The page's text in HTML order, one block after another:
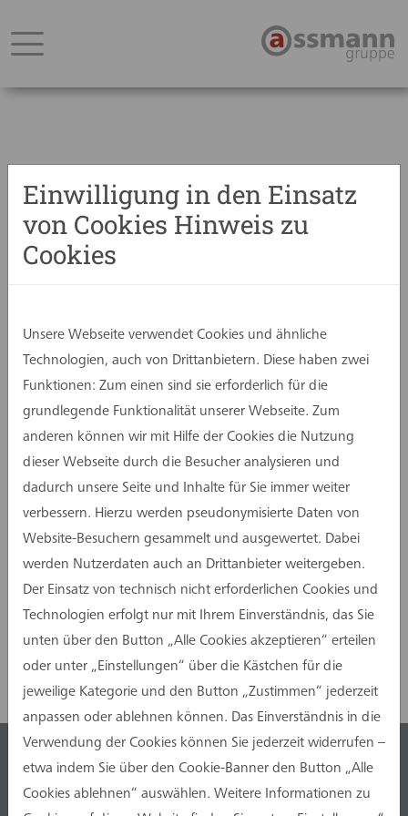
Zurück
12. April 2022
+++ Sanierung Rathaus Telgte
Das seit 2018 in die Liste der Baudenkmäler
eingetragene Rathaus der Stadt Telgte wird
saniert. Die von den Entwurfsarchitekten
entwickelte offene Struktur soll dabei auch für
die Umsetzung moderner Büroarbeitsplätze
genutzt werden. Die assmann gruppe prüft
projektvorbereitende Maßnahmen dieses
Vorhabens, um eine Entscheidungsgrundlage
über die Durchführung eines solchen Projektes
für die politischen Gremien sowie die
Verwaltungsleitung der Stadt zu schaffen.
Jetzt teilen
Einwilligung in den Einsatz
von Cookies Hinweis zu
Cookies
Unsere Webseite verwendet Cookies und ähnliche
Technologien, auch von Drittanbietern. Diese haben zwei
Funktionen: Zum einen sind sie erforderlich für die
grundlegende Funktionalität unserer Webseite. Zum
anderen können wir mit Hilfe der Cookies die Nutzung
dieser Webseite durch die Besucher analysieren und
dadurch unsere Seite und Inhalte für Sie immer weiter
verbessern. Hierzu werden pseudonymisierte Daten von
Website-Besuchern gesammelt und ausgewertet. Dabei
werden Nutzerdaten auch an Drittanbieter weitergeben.
Der Einsatz von technisch nicht erforderlichen Cookies und
Technologien erfolgt nur mit Ihrem Einverständnis, das Sie
unten über den Button „Alle Cookies akzeptieren“ erteilen
oder unter „Einstellungen“ über die Kästchen für die
jeweilige Kategorie und den Button „Zustimmen“ jederzeit
anpassen oder ablehnen können. Das Einverständnis in die
Verwendung der Cookies können Sie jederzeit widerrufen –
etwa indem Sie über den Cookie-Banner den Button „Alle
Cookies ablehnen“ auswählen. Weitere Informationen zu